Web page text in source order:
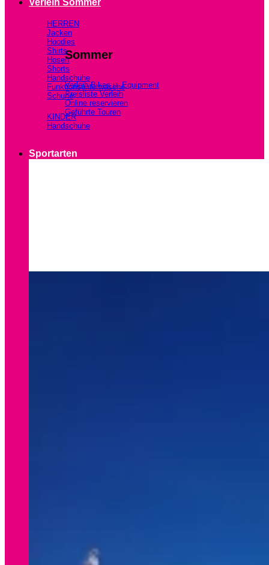
Verleih Sommer
Sommer
Verleih Bikes u. Equipment
Preisliste Verleih
Online reservieren
Geführte Touren
HERREN
Jacken
Hoodies
Shirts
Hosen
Shorts
Handschuhe
Funktionsunterwäsche
Schuhe
KINDER
Handschuhe
Sportarten